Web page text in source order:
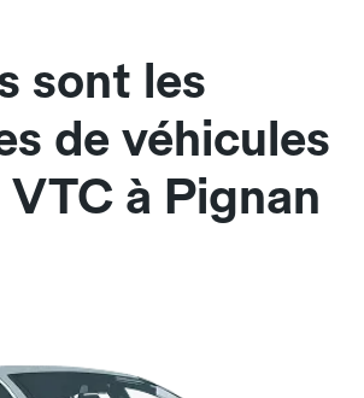
sont les
de véhicules
à Pignan